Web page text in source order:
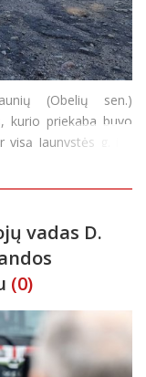
(Obelių sen.)
kurio priekaba buvo
Jaunystės g. ilgį
buvo priversti
vadas D.
(0)